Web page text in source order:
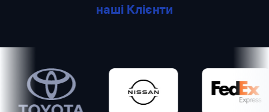
наші Клієнти